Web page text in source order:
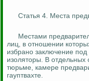
Статья 4. Места
Местами
лиц, в отношении
избрано заключение
изоляторы. В отдельных
тюрьме, камере
гауптвахте.